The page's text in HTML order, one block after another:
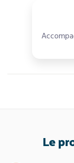
Le